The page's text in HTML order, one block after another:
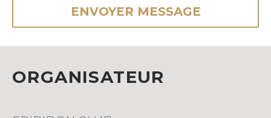
ORGANISATEUR